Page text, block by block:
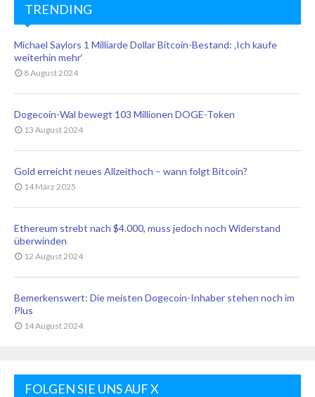
TRENDING
Michael Saylors 1 Milliarde Dollar Bitcoin-Bestand: ‚Ich kaufe
weiterhin mehr‘
8 August 2024
Dogecoin-Wal bewegt 103 Millionen DOGE-Token
13 August 2024
Gold erreicht neues Allzeithoch – wann folgt Bitcoin?
14 März 2025
Ethereum strebt nach $4.000, muss jedoch noch Widerstand
überwinden
12 August 2024
Bemerkenswert: Die meisten Dogecoin-Inhaber stehen noch im
Plus
14 August 2024
FOLGEN SIE UNS AUF X